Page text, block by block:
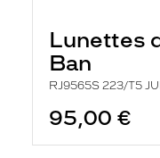
Lunettes
Ban
RJ9565S 223/T5
95,00 €